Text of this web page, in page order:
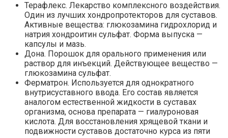
Терафлекс. Лекарство комплексного воздействия.
Один из лучших хондропротекторов для суставов.
Активные вещества: глюкозамина гидрохлорид и
натрия хондроитин сульфат. Форма выпуска —
капсулы и мазь.
Дона. Порошок для орального применения или
раствор для инъекций. Действующее вещество —
глюкозамина сульфат.
Ферматрон. Используется для однократного
внутрисуставного ввода. Его состав является
аналогом естественной жидкости в суставах
организма, основа препарата — гиалуроновая
кислота. Для восстановления хрящевой ткани и
подвижности суставов достаточно курса из пяти